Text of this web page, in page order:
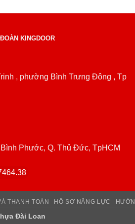
KINGDOOR
, phường Bình Trưng Đông , Tp
Phước, Q. Thủ Đức, TpHCM
THANH TOÁN HỒ SƠ NĂNG LỰC
Đài Loan